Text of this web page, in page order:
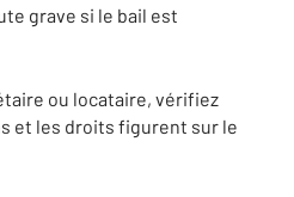
grave si le bail est
ou locataire, vérifiez
et les droits figurent sur le